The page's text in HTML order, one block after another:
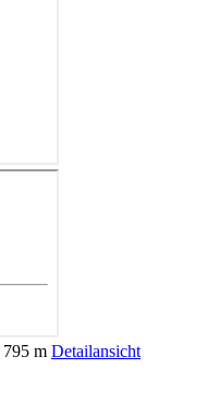
795 m Detailansicht